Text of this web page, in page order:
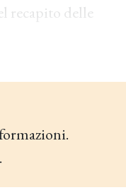
recapito delle
.